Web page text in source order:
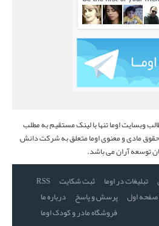
وبسایت اوما تنها با لینک مستقیم به مطلب
حقوق مادی و معنوی اوما متعلق به شرکت دانش
توسعه آران می باشد.
RSS ثبت شکایت تبلیغات در اوما
درباره ما
پرسش و پاسخ صفحه اول
فروشگاه مادر و کودک اوما